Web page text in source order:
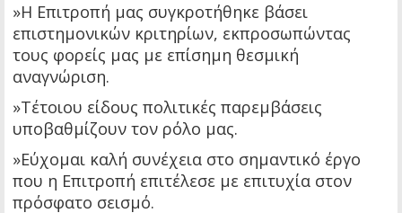
»Η Επιτροπή μας συγκροτήθηκε βάσει
επιστημονικών κριτηρίων, εκπροσωπώντας
τους φορείς μας με επίσημη θεσμική
αναγνώριση.
»Τέτοιου είδους πολιτικές παρεμβάσεις
υποβαθμίζουν τον ρόλο μας.
»Εύχομαι καλή συνέχεια στο σημαντικό έργο
που η Επιτροπή επιτέλεσε με επιτυχία στον
πρόσφατο σεισμό.